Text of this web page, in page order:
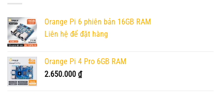
Orange Pi 6 phiên bản 16GB RAM
Liên hệ để đặt hàng
Orange Pi 4 Pro 6GB RAM
2.650.000 ₫